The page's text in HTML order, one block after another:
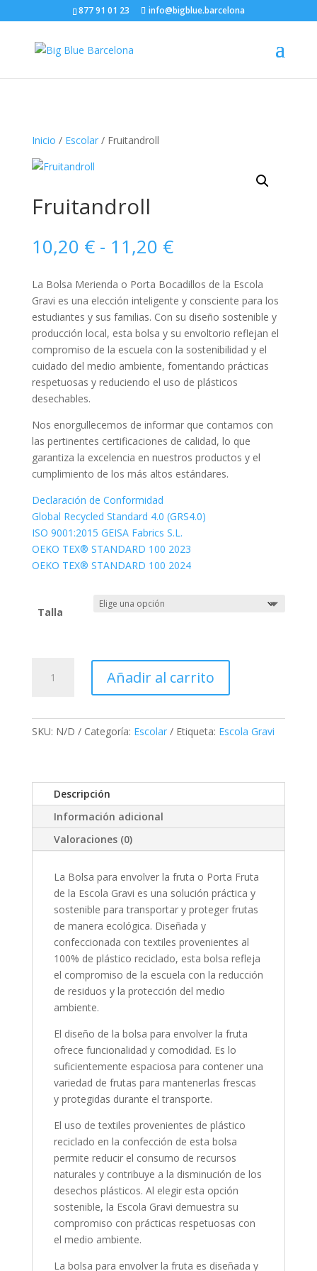
877 91 01 23 info@bigblue.barcelona
Inicio / Escolar/ Fruitandroll
Fruitandroll
10,20 € - 11,20 €Rango
de
precios:
desde
10,20 €
hasta
11,20 €
La Bolsa Merienda o Porta Bocadillos de la Escola
Gravi es una elección inteligente y consciente para los
estudiantes y sus familias. Con su diseño sostenible y
producción local, esta bolsa y su envoltorio reflejan el
compromiso de la escuela con la sostenibilidad y el
cuidado del medio ambiente, fomentando prácticas
respetuosas y reduciendo el uso de plásticos
desechables.
Nos enorgullecemos de informar que contamos con
las pertinentes certificaciones de calidad, lo que
garantiza la excelencia en nuestros productos y el
cumplimiento de los más altos estándares.
Declaración de Conformidad
Global Recycled Standard 4.0 (GRS4.0)
ISO 9001:2015 GEISA Fabrics S.L.
OEKO TEX® STANDARD 100 2023
OEKO TEX® STANDARD 100 2024
Talla
cantidad
Añadir al carrito
SKU: N/D Categoría: Escolar Etiqueta: Escola Gravi
Descripción
Información adicional
Valoraciones (0)
La Bolsa para envolver la fruta o Porta Fruta
de la Escola Gravi es una solución práctica y
sostenible para transportar y proteger frutas
de manera ecológica. Diseñada y
confeccionada con textiles provenientes al
100% de plástico reciclado, esta bolsa refleja
el compromiso de la escuela con la reducción
de residuos y la protección del medio
ambiente.
El diseño de la bolsa para envolver la fruta
ofrece funcionalidad y comodidad. Es lo
suficientemente espaciosa para contener una
variedad de frutas para mantenerlas frescas
y protegidas durante el transporte.
El uso de textiles provenientes de plástico
reciclado en la confección de esta bolsa
permite reducir el consumo de recursos
naturales y contribuye a la disminución de los
desechos plásticos. Al elegir esta opción
sostenible, la Escola Gravi demuestra su
compromiso con prácticas respetuosas con
el medio ambiente.
La bolsa para envolver la fruta es diseñada y